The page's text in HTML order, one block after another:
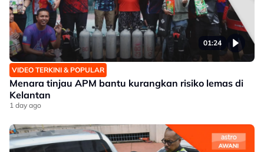
01:24
VIDEO TERKINI & POPULAR
Menara tinjau APM bantu kurangkan risiko lemas di
Kelantan
1 day ago